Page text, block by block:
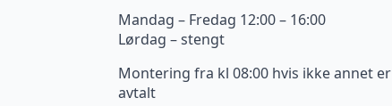
Mandag – Fredag 12:00 – 16:00
Lørdag – stengt
Montering fra kl 08:00 hvis ikke annet er
avtalt